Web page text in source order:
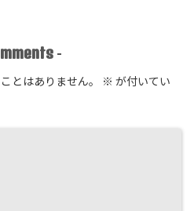
-
とはありません。 ※ が付いてい